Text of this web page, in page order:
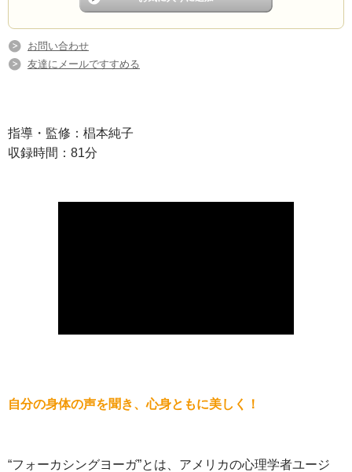
お問い合わせ
友達にメールですすめる
指導・監修：椙本純子
収録時間：81分
自分の身体の声を聞き、心身ともに美しく！
“フォーカシングヨーガ”とは、アメリカの心理学者ユージ